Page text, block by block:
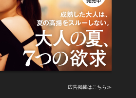
広告掲載はこちら≫